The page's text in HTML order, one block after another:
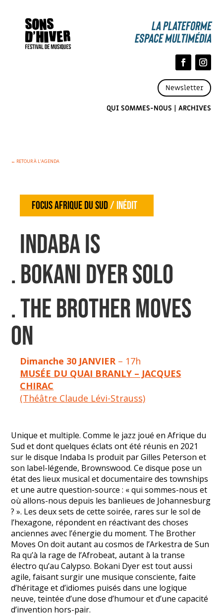
La Plateforme
espace multimédia
Newsletter
QUI SOMMES-NOUS ARCHIVES
← RETOUR À L’AGENDA
focus Afrique du sud/ inédit
indaba is
. BOKANI DYER SOLO
. THE BROTHER MOVES
ON
Dimanche 30 JANVIER– 17h
MUSÉE DU QUAI BRANLY – JACQUES
CHIRAC
(Théâtre Claude Lévi-Strauss)
Unique et multiple. Comme le jazz joué en Afrique du
Sud et dont quelques éclats ont été réunis en 2021
sur le disque Indaba Is produit par Gilles Peterson et
son label-légende, Brownswood. Ce disque pose un
état des lieux musical et documentaire des townships
et une autre question-source : « qui sommes-nous et
où allons-nous depuis les banlieues de Johannesburg
? ». Les deux sets de cette soirée, rares sur le sol de
l’hexagone, répondent en réactivant des choses
anciennes avec l’énergie du moment. The Brother
Moves On doit autant au cosmos de l’Arkestra de Sun
Ra qu’à la rage de l’Afrobeat, autant à la transe
électro qu’au Calypso. Bokani Dyer est tout aussi
agile, faisant surgir une musique consciente, faite
d’héritage et d’idiomes puisés dans une logique
neuve, teintée d’une dose d’humour et d’une capacité
d’invention hors-pair.